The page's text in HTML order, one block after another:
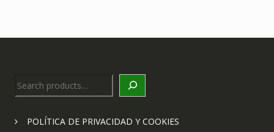
Search
POLÍTICA DE PRIVACIDAD Y COOKIES